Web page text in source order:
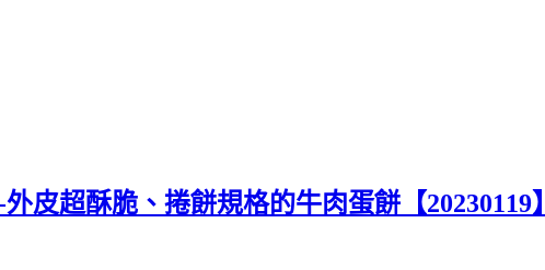
皮超酥脆、捲餅規格的牛肉蛋餅【20230119】